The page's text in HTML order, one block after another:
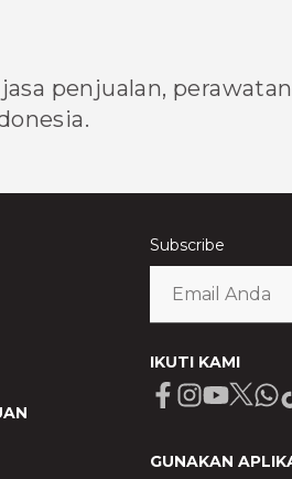
penjualan,
Subscribe
IKUTI KAMI
Facebook
Instagram
Youtube
X
GUNAKAN